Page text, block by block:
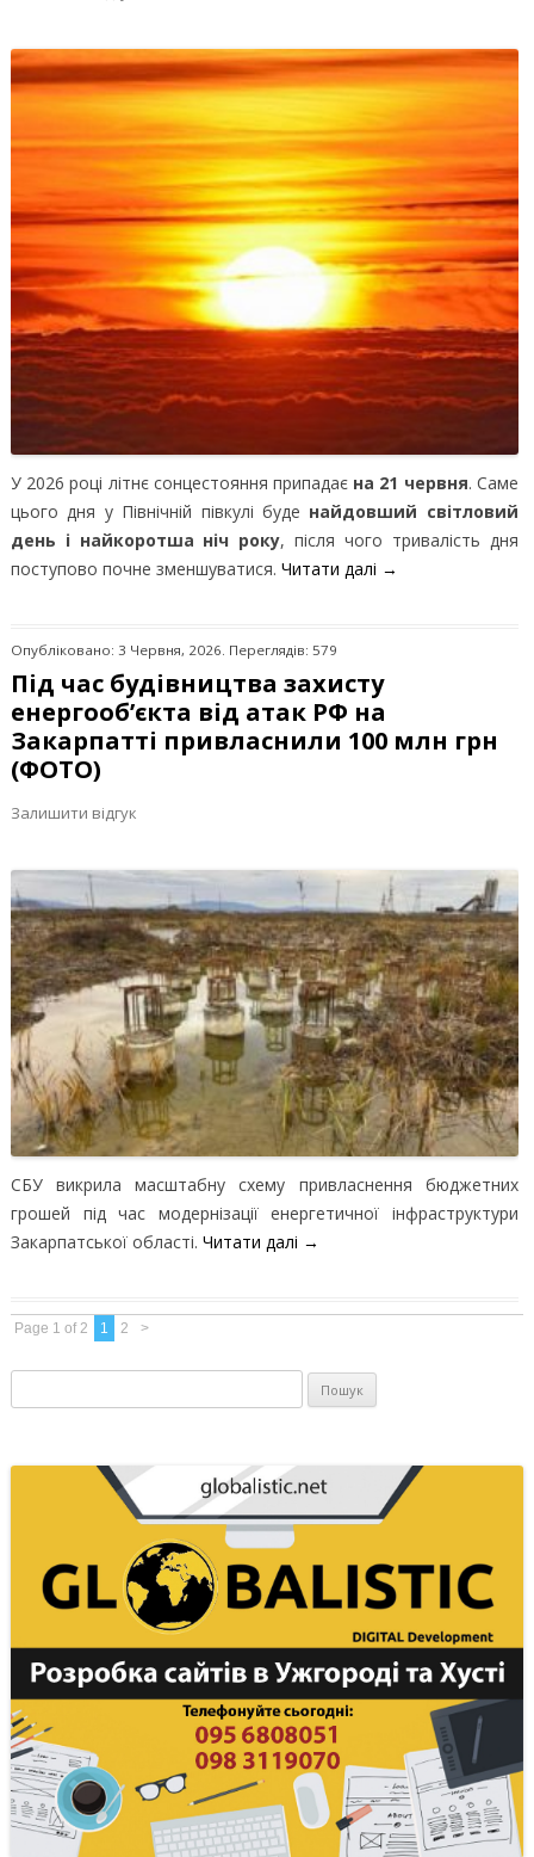
У 2026 році літнє сонцестояння припадає на 21 червня. Саме
цього дня у Північній півкулі буде найдовший світловий
день і найкоротша ніч року, після чого тривалість дня
поступово почне зменшуватися. Читати далі →
Опубліковано: 3 Червня, 2026. Переглядів: 579
Під час будівництва захисту
енергооб’єкта від атак РФ на
Закарпатті привласнили 100 млн грн
(ФОТО)
Залишити відгук
СБУ викрила масштабну схему привласнення бюджетних
грошей під час модернізації енергетичної інфраструктури
Закарпатської області. Читати далі →
Page 1 of 2 1 2 >